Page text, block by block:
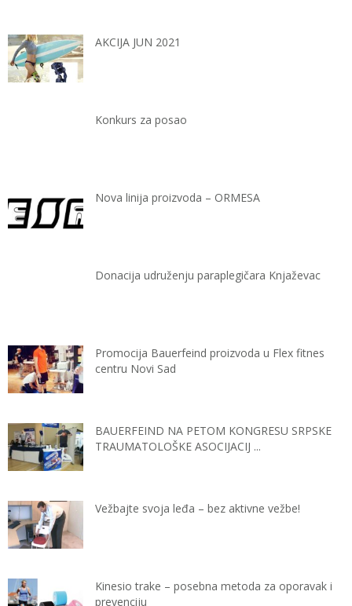
AKCIJA JUN 2021
Konkurs za posao
Nova linija proizvoda – ORMESA
Donacija udruženju paraplegičara Knjaževac
Promocija Bauerfeind proizvoda u Flex fitnes
centru Novi Sad
BAUERFEIND NA PETOM KONGRESU SRPSKE
TRAUMATOLOŠKE ASOCIJACIJ ...
Vežbajte svoja leđa – bez aktivne vežbe!
Kinesio trake – posebna metoda za oporavak i
prevenciju